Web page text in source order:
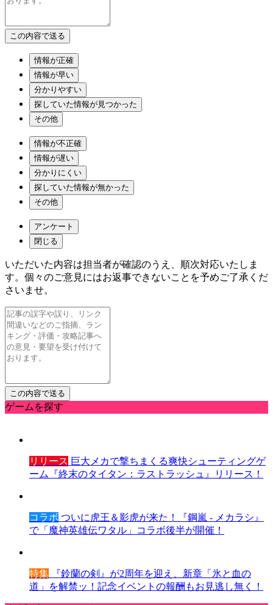
情報が正確
情報が早い
分かりやすい
探していた情報が見つかった
その他
情報が不正確
情報が遅い
分かりにくい
探していた情報が無かった
その他
アンケート
閉じる
いただいた内容は担当者が確認のうえ、順次対応いたしま
す。個々のご意見にはお返事できないことを予めご了承くだ
さいませ。
ゲームを探す
リリース 巨大メカで撃ちまくる爽快シューティングゲ
ーム『終末のタイタン：ラストラッシュ』リリース！
コラボ ついに虎王＆影虎が来た！『鋼嵐 - メカラシ』
で「魔神英雄伝ワタル」コラボ後半が開催！
特集 『鈴蘭の剣』が2周年を迎え、新章「氷と血の
道」を解禁ッ！記念イベントの報酬もお見逃し無く！